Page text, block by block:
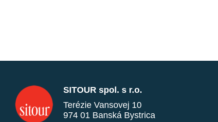
SITOUR spol. s r.o.
Terézie Vansovej 10
974 01 Banská Bystrica